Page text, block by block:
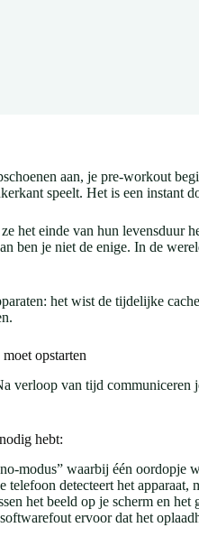
aan, je pre-workout
speelt. Het is een instant
het einde van hun levensduur
ben je niet de enige. In de
het wist de tijdelijke
opstarten
verloop van tijd
hebt:
modus” waarbij één oordopje
telefoon detecteert het apparaat,
het beeld op je scherm en het
ervoor dat het